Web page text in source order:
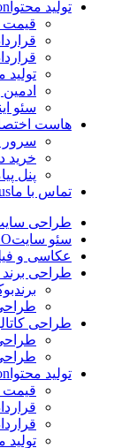
تولید محتوا
قیمت
تولید
ادمین
سئو
هاست
سرور
خرید
پنل
تماس با ما
طراحی
سئو سایت
عکاسی و
طراحی
طراحی
تولید محتوا
قیمت
تولید